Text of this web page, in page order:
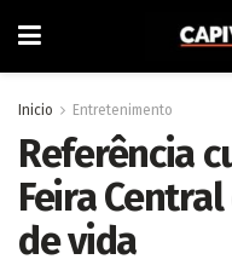
Inicio Entretenimento
Referência
Feira
de vida